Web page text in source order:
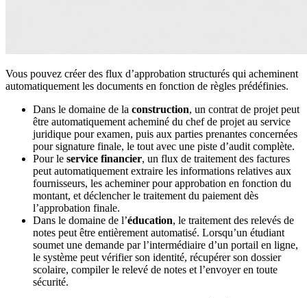
Vous pouvez créer des flux d’approbation structurés qui acheminent
automatiquement les documents en fonction de règles prédéfinies.
Dans le domaine de la construction, un contrat de projet peut
être automatiquement acheminé du chef de projet au service
juridique pour examen, puis aux parties prenantes concernées
pour signature finale, le tout avec une piste d’audit complète.
Pour le service financier, un flux de traitement des factures
peut automatiquement extraire les informations relatives aux
fournisseurs, les acheminer pour approbation en fonction du
montant, et déclencher le traitement du paiement dès
l’approbation finale.
Dans le domaine de l’éducation, le traitement des relevés de
notes peut être entièrement automatisé. Lorsqu’un étudiant
soumet une demande par l’intermédiaire d’un portail en ligne,
le système peut vérifier son identité, récupérer son dossier
scolaire, compiler le relevé de notes et l’envoyer en toute
sécurité.